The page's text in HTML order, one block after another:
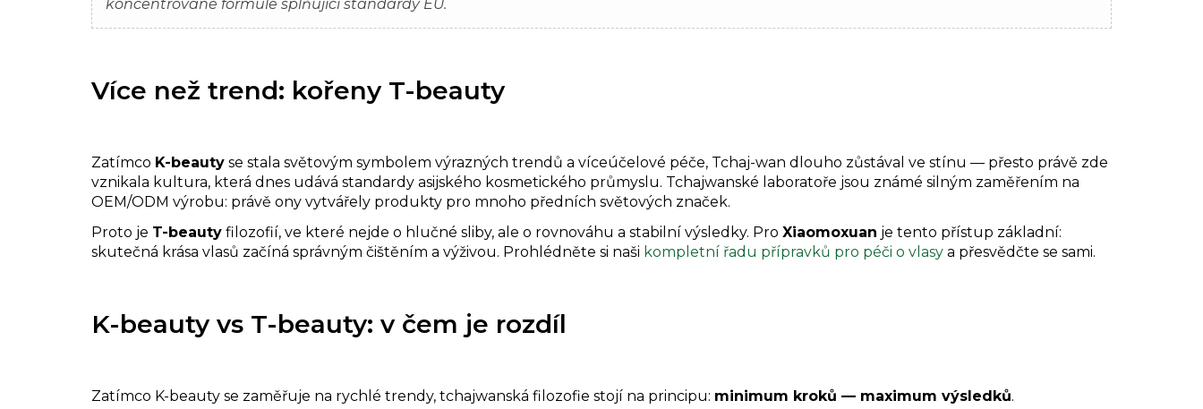
koncentrované formule splňující standardy EU.
Více než trend: kořeny T-beauty
Zatímco K-beauty se stala světovým symbolem výrazných trendů a víceúčelové péče, Tchaj-wan dlouho zůstával ve stínu — přesto právě zde
vznikala kultura, která dnes udává standardy asijského kosmetického průmyslu. Tchajwanské laboratoře jsou známé silným zaměřením na
OEM/ODM výrobu: právě ony vytvářely produkty pro mnoho předních světových značek.
Proto je T-beauty filozofií, ve které nejde o hlučné sliby, ale o rovnováhu a stabilní výsledky. Pro Xiaomoxuan je tento přístup základní:
skutečná krása vlasů začíná správným čištěním a výživou. Prohlédněte si naši kompletní řadu přípravků pro péči o vlasy a přesvědčte se sami.
K-beauty vs T-beauty: v čem je rozdíl
Zatímco K-beauty se zaměřuje na rychlé trendy, tchajwanská filozofie stojí na principu: minimum kroků — maximum výsledků.